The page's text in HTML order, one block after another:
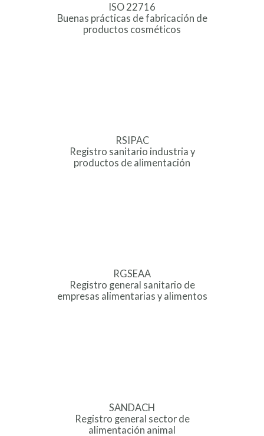
ISO 22716
Buenas prácticas de fabricación de
productos cosméticos
RSIPAC
Registro sanitario industria y
productos de alimentación
RGSEAA
Registro general sanitario de
empresas alimentarias y alimentos
SANDACH
Registro general sector de
alimentación animal